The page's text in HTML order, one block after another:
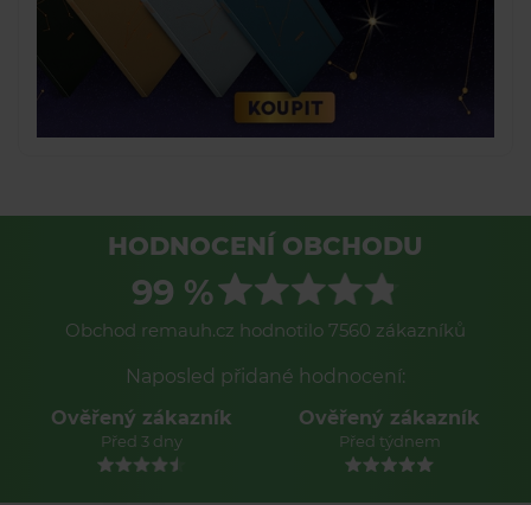
HODNOCENÍ OBCHODU
99 %
Obchod remauh.cz hodnotilo 7560 zákazníků
Naposled přidané hodnocení:
Ověřený zákazník
Před 3 dny
Ověřený zákazník
Před týdnem